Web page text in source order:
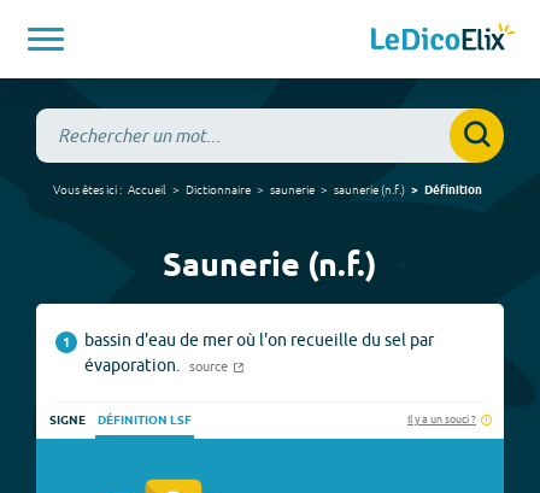
Vous êtes ici : Accueil Dictionnaire saunerie saunerie(n.f.) Définition
Saunerie (n.f.)
1
bassin d'eau de mer où l'on recueille du sel par
évaporation.
source
SIGNE DÉFINITION LSF Il y a un souci ?